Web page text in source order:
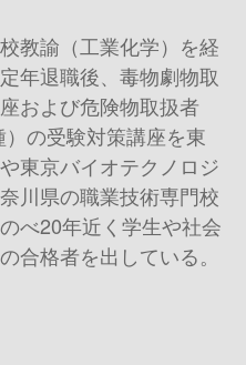
教諭（工業化学）を経
年退職後、毒物劇物取
および危険物取扱者
の受験対策講座を東
東京バイオテクノロジ
川県の職業技術専門校
べ20年近く学生や社会
合格者を出している。